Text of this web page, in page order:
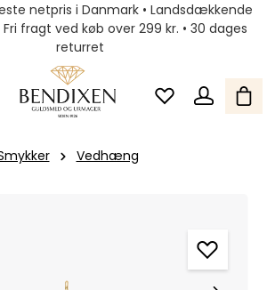
netpris i Danmark • Landsdækkende
fragt ved køb over 299 kr. • 30 dages
returret
Vedhæng